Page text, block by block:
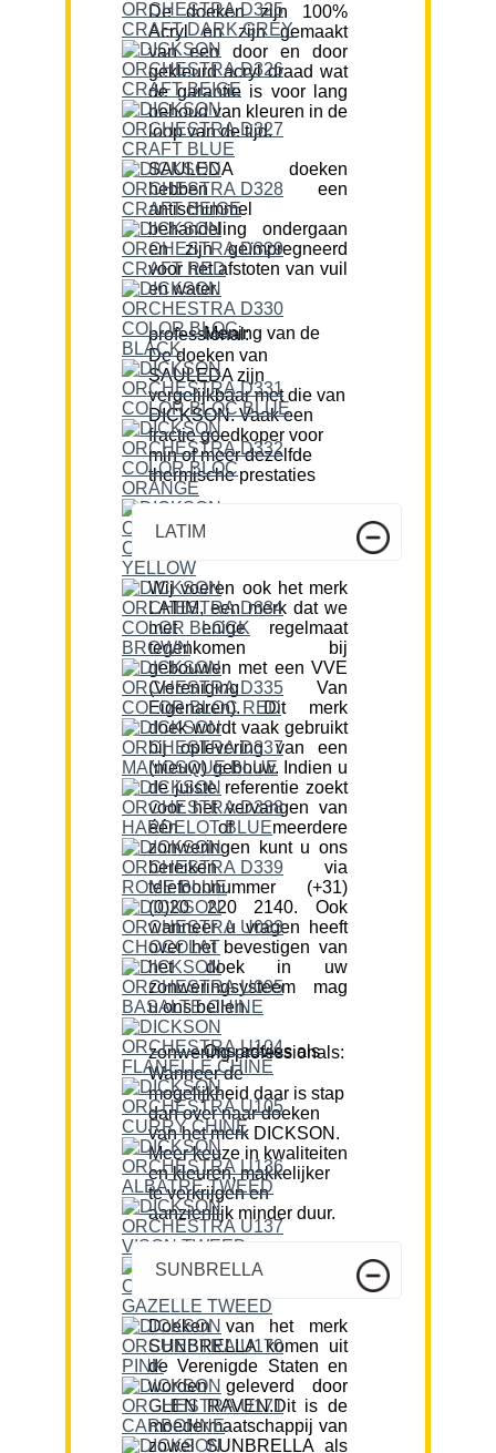
De doeken zijn 100%
Acryl en zijn gemaakt
van een door en door
gekleurd acryl draad wat
de garantie is voor lang
behoud van kleuren in de
loop van de tijd.
SAULEDA doeken
hebben een
antischimmel
behandeling ondergaan
en zijn geïmpregneerd
voor het afstoten van vuil
en water.
Mening van de professional:
De doeken van
SAULEDA zijn
vergelijkbaar met die van
DICKSON. Vaak een
fractie goedkoper voor
min of meer dezelfde
thermische prestaties
LATIM
Wij voeren ook het merk
LATIM, een merk dat we
met enige regelmaat
tegenkomen bij
gebouwen met een VVE
(Vereniging Van
Eigenaren). Dit merk
doek wordt vaak gebruikt
bij oplevering van een
(nieuw) gebouw. Indien u
de juiste referentie zoekt
voor het vervangen van
één of meerdere
zonweringen kunt u ons
bereiken via
telefoonnummer (+31)
(0)20 220 2140. Ook
wanneer u vragen heeft
over het bevestigen van
het doek in uw
zonweringsysteem mag
u ons bellen.
Ons advies als zonwering professionals:
Wanneer de
mogelijkheid daar is stap
dan over naar doeken
van het merk DICKSON.
Meer keuze in kwaliteiten
en kleuren, makkelijker
te verkrijgen en
aanzienlijk minder duur.
SUNBRELLA
Doeken van het merk
SUNBRELLA komen uit
de Verenigde Staten en
worden geleverd door
GLEN RAVEN.Dit is de
moedermaatschappij van
zowel SUNBRELLA als